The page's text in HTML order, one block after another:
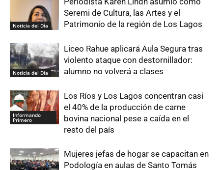
Noticia del Día
Seremi de Cultura, las Artes y el
Patrimonio de la región de Los Lagos
Noticia del Día
Liceo Rahue aplicará Aula Segura tras
violento ataque con destornillador:
alumno no volverá a clases
Informando
Primero
Los Ríos y Los Lagos concentran casi
el 40% de la producción de carne
bovina nacional pese a caída en el
resto del país
Mujeres jefas de hogar se capacitan en
Podología en aulas de Santo Tomás